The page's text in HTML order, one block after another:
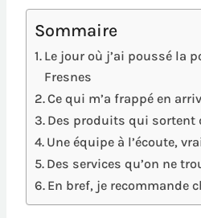
Sommaire
Le jour où j’ai poussé la
Fresnes
Ce qui m’a frappé en
Des produits qui sortent
Une équipe à l’écoute,
Des services qu’on ne
En bref, je recommande